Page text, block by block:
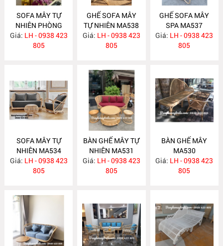
SOFA MÂY TỰ
NHIÊN PHÒNG
KHÁCH MA547
Giá: LH - 0938 423
805
GHẾ SOFA MÂY
TỰ NHIÊN MA538
Giá: LH - 0938 423
805
GHẾ SOFA MÂY
SPA MA537
Giá: LH - 0938 423
805
SOFA MÂY TỰ
NHIÊN MA534
Giá: LH - 0938 423
805
BÀN GHẾ MÂY TỰ
NHIÊN MA531
Giá: LH - 0938 423
805
BÀN GHẾ MÂY
MA530
Giá: LH - 0938 423
805